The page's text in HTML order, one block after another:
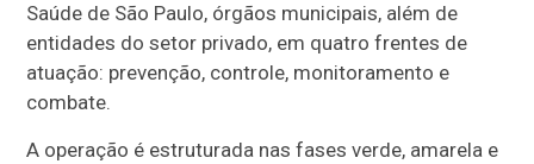
Saúde de São Paulo, órgãos municipais, além de
entidades do setor privado, em quatro frentes de
atuação: prevenção, controle, monitoramento e
combate.
A operação é estruturada nas fases verde, amarela e